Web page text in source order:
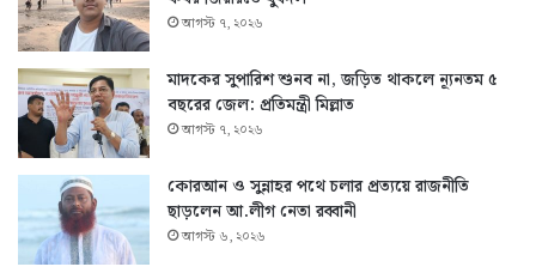
আগস্ট ৭, ২০২৬
মাদকের সুপারিশ শুনব না, জড়িত থাকলে ন্যূনতম ৫
বছরের জেল: প্রতিমন্ত্রী মিল্লাত
আগস্ট ৭, ২০২৬
কোরআন ও সুন্নাহর পথে চলার প্রত্যয়ে রাজনীতি
ছাড়লেন আ.লীগ নেতা রব্বানী
আগস্ট ৬, ২০২৬